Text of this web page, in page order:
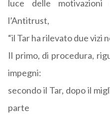
luce delle motivazioni
l’Antitrust,
“il Tar ha rilevato due vizi
Il primo, di procedura,
impegni:
secondo il Tar, dopo il
parte